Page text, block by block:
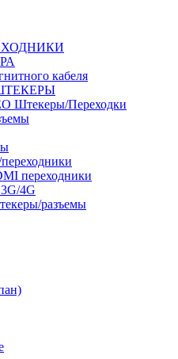
кабеля
Штекеры/Переходки
переходники
4G
разъемы